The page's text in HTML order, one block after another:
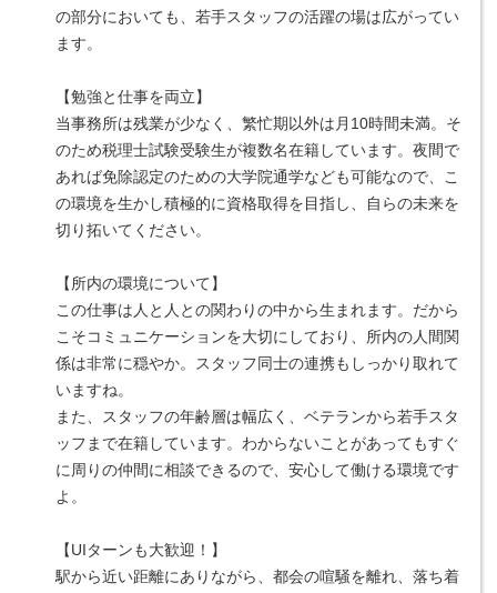
の部分においても、若手スタッフの活躍の場は広がってい
ます。
【勉強と仕事を両立】
当事務所は残業が少なく、繁忙期以外は月10時間未満。そ
のため税理士試験受験生が複数名在籍しています。夜間で
あれば免除認定のための大学院通学なども可能なので、こ
の環境を生かし積極的に資格取得を目指し、自らの未来を
切り拓いてください。
【所内の環境について】
この仕事は人と人との関わりの中から生まれます。だから
こそコミュニケーションを大切にしており、所内の人間関
係は非常に穏やか。スタッフ同士の連携もしっかり取れて
いますね。
また、スタッフの年齢層は幅広く、ベテランから若手スタ
ッフまで在籍しています。わからないことがあってもすぐ
に周りの仲間に相談できるので、安心して働ける環境です
よ。
【UIターンも大歓迎！】
駅から近い距離にありながら、都会の喧騒を離れ、落ち着